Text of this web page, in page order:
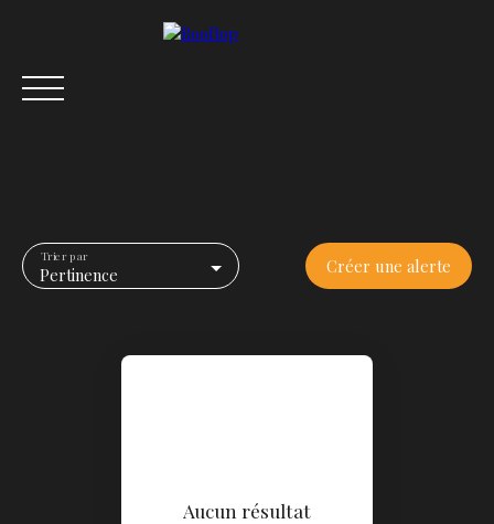
Pertinence
Trier par Créer une alerte
Aucun résultat